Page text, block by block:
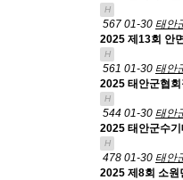
H
567 01-30 태안
2025 제13회 안
H
561 01-30 태안
2025 태안군협
H
544 01-30 태안
2025 태안군수
H
478 01-30 태안
2025 제8회 소원